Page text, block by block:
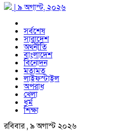
| ৯ অগাস্ট, ২০২৬
সর্বশেষ
সারাদেশ
অর্থনীতি
বাংলাদেশ
বিনোদন
মতামত
লাইফস্টাইল
অপরাধ
খেলা
ধর্ম
শিক্ষা
রবিবার , ৯ অগাস্ট ২০২৬